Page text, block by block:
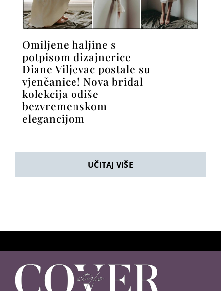
Omiljene haljine s
potpisom dizajnerice
Diane Viljevac postale su
vjenčanice! Nova bridal
kolekcija odiše
bezvremenskom
elegancijom
UČITAJ VIŠE